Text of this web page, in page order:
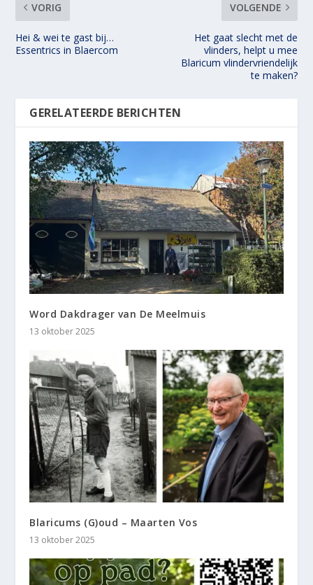
VORIG
Hei & wei te gast bij…
Essentrics in Blaercom
VOLGENDE
Het gaat slecht met de
vlinders, helpt u mee
Blaricum vlindervriendelijk
te maken?
GERELATEERDE BERICHTEN
Word Dakdrager van De Meelmuis
13 oktober 2025
Blaricums (G)oud – Maarten Vos
13 oktober 2025